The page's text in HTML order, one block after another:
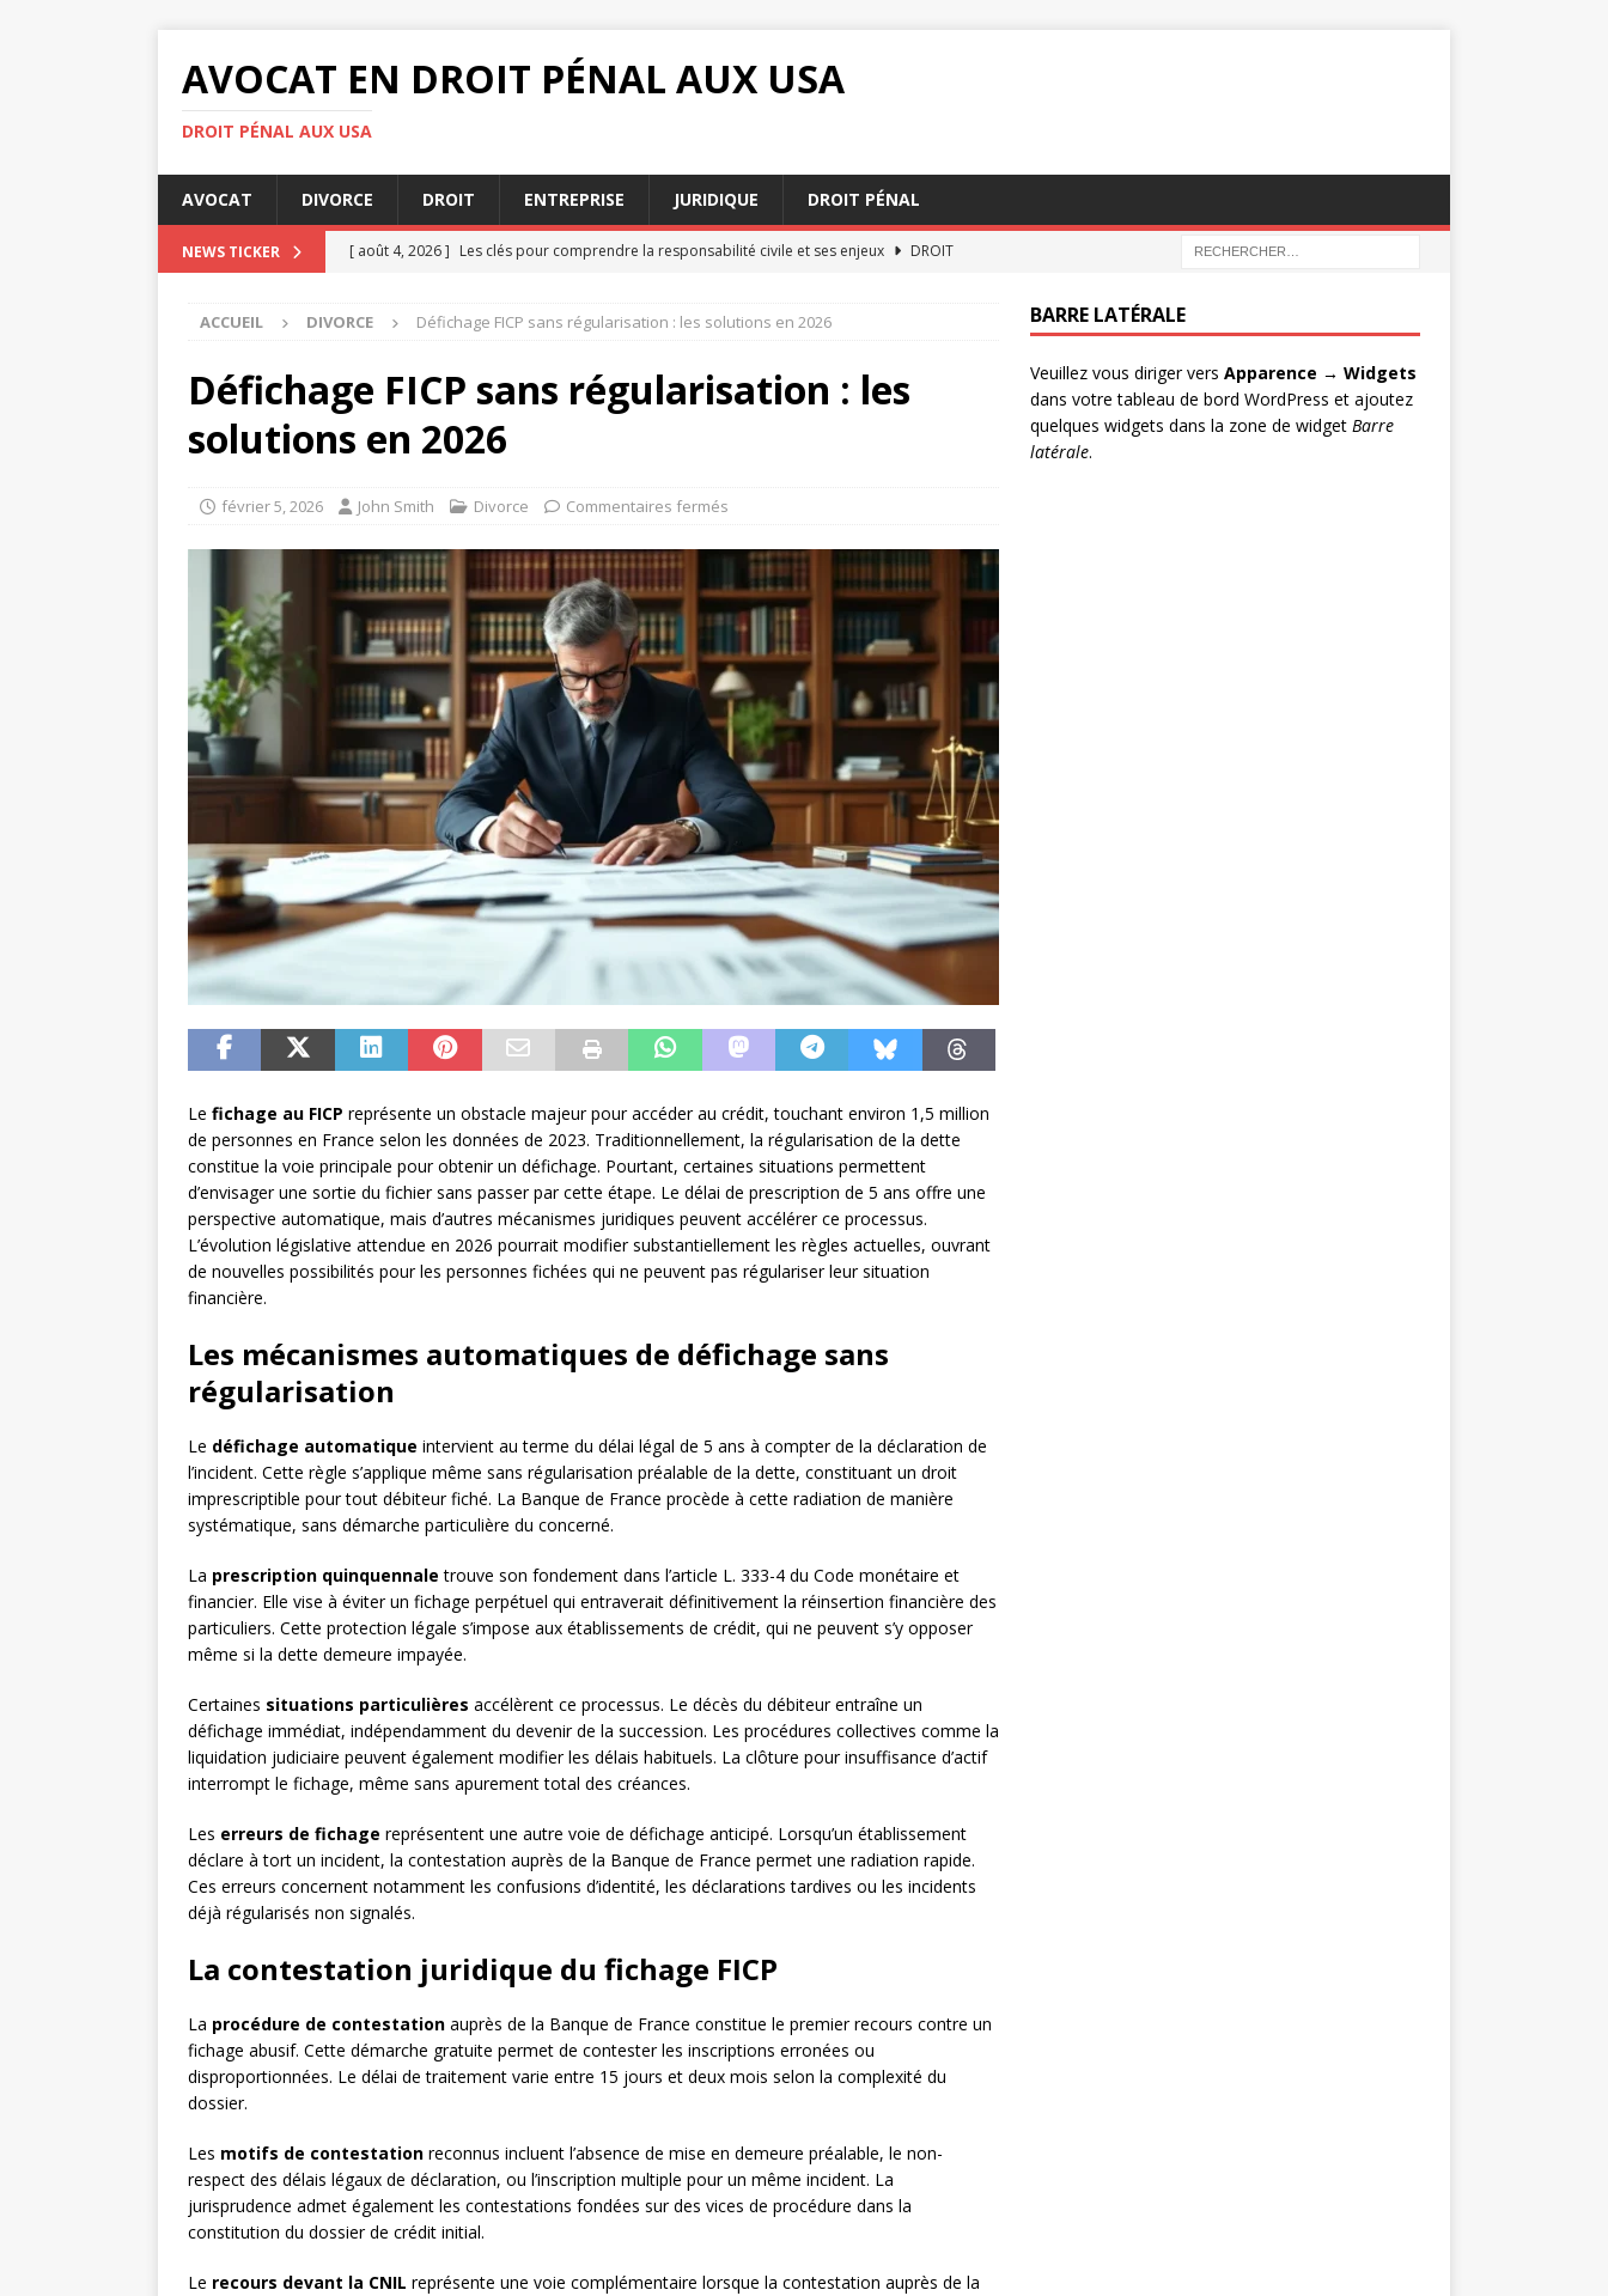
AVOCAT EN DROIT PÉNAL AUX USA
DROIT PÉNAL AUX USA
AVOCAT DIVORCE DROIT ENTREPRISE JURIDIQUE DROIT PÉNAL
NEWS TICKER [ août 4, 2026 ] Les clés pour comprendre la responsabilité civile et ses enjeux
DROIT
[ août 3, 2026 ] Comment le barème pension alimentaire influence vos paiements
DIVORCE
[ août 3, 2026 ]
Quelles sont les conditions pour profiter de la garantie Visale
[ août 6, 2026 ] Comment le droit influence le e-commerce
ACCUEIL DIVORCE Défichage FICP sans régularisation : les solutions en 2026
Défichage FICP sans régularisation : les
solutions en 2026
février 5, 2026 John Smith Divorce Commentaires fermés
Le fichage au FICP représente un obstacle majeur pour accéder au crédit, touchant environ 1,5 million
de personnes en France selon les données de 2023. Traditionnellement, la régularisation de la dette
constitue la voie principale pour obtenir un défichage. Pourtant, certaines situations permettent
d’envisager une sortie du fichier sans passer par cette étape. Le délai de prescription de 5 ans offre une
perspective automatique, mais d’autres mécanismes juridiques peuvent accélérer ce processus.
L’évolution législative attendue en 2026 pourrait modifier substantiellement les règles actuelles, ouvrant
de nouvelles possibilités pour les personnes fichées qui ne peuvent pas régulariser leur situation
financière.
Les mécanismes automatiques de défichage sans
régularisation
Le défichage automatique intervient au terme du délai légal de 5 ans à compter de la déclaration de
l’incident. Cette règle s’applique même sans régularisation préalable de la dette, constituant un droit
imprescriptible pour tout débiteur fiché. La Banque de France procède à cette radiation de manière
systématique, sans démarche particulière du concerné.
La prescription quinquennale trouve son fondement dans l’article L. 333-4 du Code monétaire et
financier. Elle vise à éviter un fichage perpétuel qui entraverait définitivement la réinsertion financière des
particuliers. Cette protection légale s’impose aux établissements de crédit, qui ne peuvent s’y opposer
même si la dette demeure impayée.
Certaines situations particulières accélèrent ce processus. Le décès du débiteur entraîne un
défichage immédiat, indépendamment du devenir de la succession. Les procédures collectives comme la
liquidation judiciaire peuvent également modifier les délais habituels. La clôture pour insuffisance d’actif
interrompt le fichage, même sans apurement total des créances.
Les erreurs de fichage représentent une autre voie de défichage anticipé. Lorsqu’un établissement
déclare à tort un incident, la contestation auprès de la Banque de France permet une radiation rapide.
Ces erreurs concernent notamment les confusions d’identité, les déclarations tardives ou les incidents
déjà régularisés non signalés.
La contestation juridique du fichage FICP
La procédure de contestation auprès de la Banque de France constitue le premier recours contre un
fichage abusif. Cette démarche gratuite permet de contester les inscriptions erronées ou
disproportionnées. Le délai de traitement varie entre 15 jours et deux mois selon la complexité du
dossier.
Les motifs de contestation reconnus incluent l’absence de mise en demeure préalable, le non-
respect des délais légaux de déclaration, ou l’inscription multiple pour un même incident. La
jurisprudence admet également les contestations fondées sur des vices de procédure dans la
constitution du dossier de crédit initial.
Le recours devant la CNIL représente une voie complémentaire lorsque la contestation auprès de la
BARRE LATÉRALE
Veuillez vous diriger vers Apparence → Widgets
dans votre tableau de bord WordPress et ajoutez
quelques widgets dans la zone de widget Barre
latérale.